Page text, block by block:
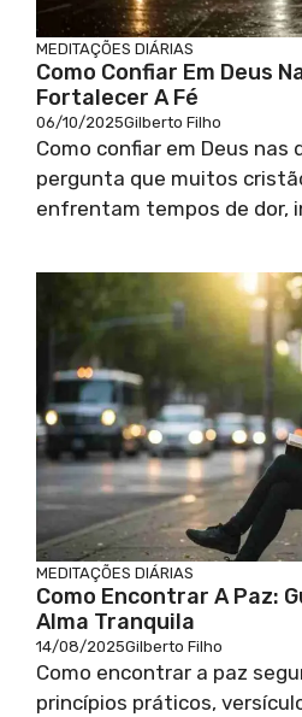
MEDITAÇÕES DIÁRIAS
Como Confiar Em Deus
Fortalecer A Fé
06/10/2025Gilberto Filho
Como confiar em Deus nas
pergunta que muitos
enfrentam tempos de dor,
MEDITAÇÕES DIÁRIAS
Como Encontrar A Paz:
Alma Tranquila
14/08/2025Gilberto Filho
Como encontrar a paz
princípios práticos,